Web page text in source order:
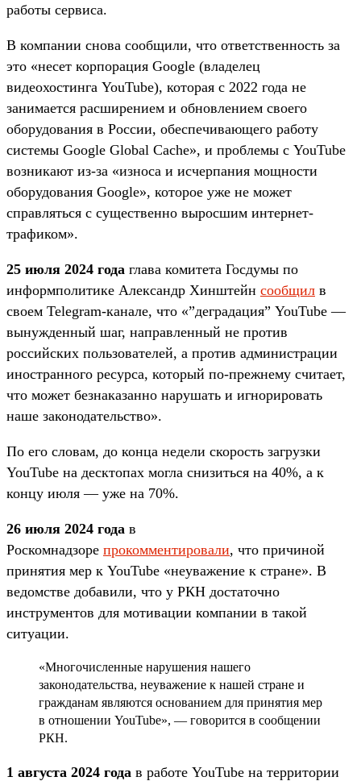
работы сервиса.
В компании снова сообщили, что ответственность за
это «несет корпорация Google (владелец
видеохостинга YouTube), которая с 2022 года не
занимается расширением и обновлением своего
оборудования в России, обеспечивающего работу
системы Google Global Cache», и проблемы с YouTube
возникают из-за «износа и исчерпания мощности
оборудования Google», которое уже не может
справляться с существенно выросшим интернет-
трафиком».
25 июля 2024 года глава комитета Госдумы по
информполитике Александр Хинштейн сообщил в
своем Telegram-канале, что «”деградация” YouTube —
вынужденный шаг, направленный не против
российских пользователей, а против администрации
иностранного ресурса, который по-прежнему считает,
что может безнаказанно нарушать и игнорировать
наше законодательство».
По его словам, до конца недели скорость загрузки
YouTube на десктопах могла снизиться на 40%, а к
концу июля — уже на 70%.
26 июля 2024 года в
Роскомнадзоре прокомментировали, что причиной
принятия мер к YouTube «неуважение к стране». В
ведомстве добавили, что у РКН достаточно
инструментов для мотивации компании в такой
ситуации.
«Многочисленные нарушения нашего
законодательства, неуважение к нашей стране и
гражданам являются основанием для принятия мер
в отношении YouTube», — говорится в сообщении
РКН.
1 августа 2024 года в работе YouTube на территории